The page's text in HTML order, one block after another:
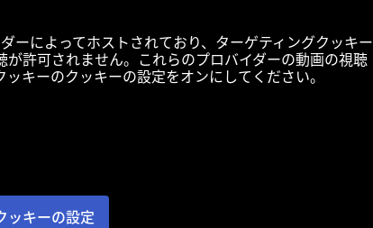
ーによってホストされており、ターゲティングクッキー
許可されません。これらのプロバイダーの動画の視聴
キーのクッキーの設定をオンにしてください。
ッキーの設定